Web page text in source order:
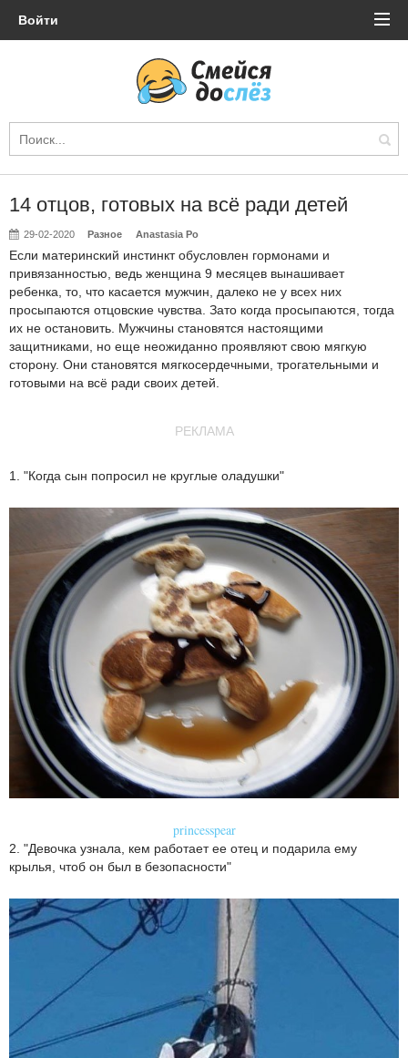
Войти
14 отцов, готовых на всё ради детей
29-02-2020 Разное Anastasia Po
Если материнский инстинкт обусловлен гормонами и
привязанностью, ведь женщина 9 месяцев вынашивает
ребенка, то, что касается мужчин, далеко не у всех них
просыпаются отцовские чувства. Зато когда просыпаются, тогда
их не остановить. Мужчины становятся настоящими
защитниками, но еще неожиданно проявляют свою мягкую
сторону. Они становятся мягкосердечными, трогательными и
готовыми на всё ради своих детей.
РЕКЛАМА
1. "Когда сын попросил не круглые оладушки"
princesspear
2. "Девочка узнала, кем работает ее отец и подарила ему
крылья, чтоб он был в безопасности"